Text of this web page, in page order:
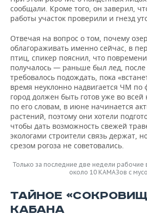
сообщали. Кроме того, он заверил,
работы участок проверили и гнезд
Отвечая на вопрос о том, почему
облагораживать именно сейчас, в
птиц, спикер пояснил, что
получалось — раньше был лед, после
требовалось подождать, пока
время неуклонно надвигается ЧМ по
город должен быть готов уже во всей
по его словам, в июне начинается
растений, поэтому они хотели
чтобы дать возможность свежей
экологами строители связь держат,
срезом рогоза не советовались.
Только за последние две недели рабочие
около 10 КАМАЗов с
ТАЙНОЕ
КАБАНА